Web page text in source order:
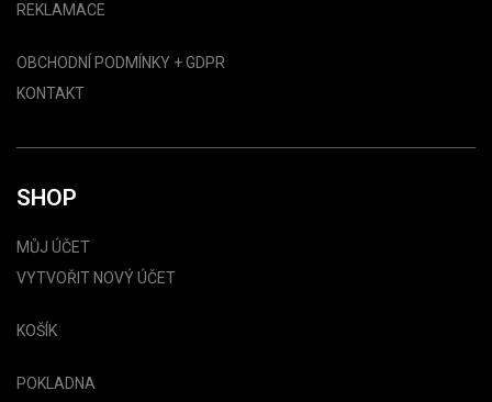
REKLAMACE
OBCHODNÍ PODMÍNKY + GDPR
KONTAKT
SHOP
MŮJ ÚČET
VYTVOŘIT NOVÝ ÚČET
KOŠÍK
POKLADNA